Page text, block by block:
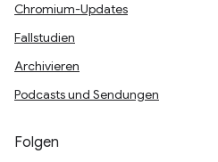
Chromium-Updates
Fallstudien
Archivieren
Podcasts und Sendungen
Folgen